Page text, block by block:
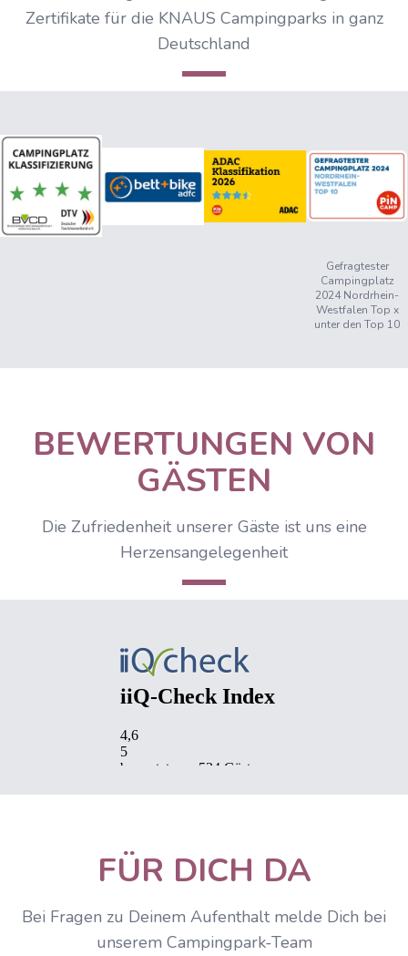
Zertifikate für die KNAUS Campingparks in ganz
Deutschland
Gefragtester
Campingplatz
2024 Nordrhein-
Westfalen Top x
unter den Top 10
BEWERTUNGEN VON
GÄSTEN
Die Zufriedenheit unserer Gäste ist uns eine
Herzensangelegenheit
FÜR DICH DA
Bei Fragen zu Deinem Aufenthalt melde Dich bei
unserem Campingpark-Team